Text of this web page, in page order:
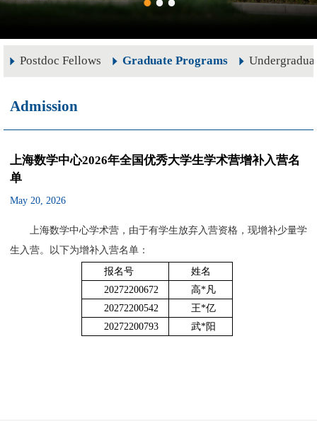
Postdoc Fellows Graduate Programs
Admission
上海数学中心2026年全国优秀大学生学术营增补入营名
单
May 20, 2026
上海数学中心学术营，由于有学生放弃入营资格，现增补少量学
生入营。以下为增补入营名单：
报名号
姓名
20272200672
高*凡
20272200542
王*亿
20272200793
武*阳